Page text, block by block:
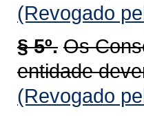
(Revogado
§ 5º. Os
entidade
(Revogado